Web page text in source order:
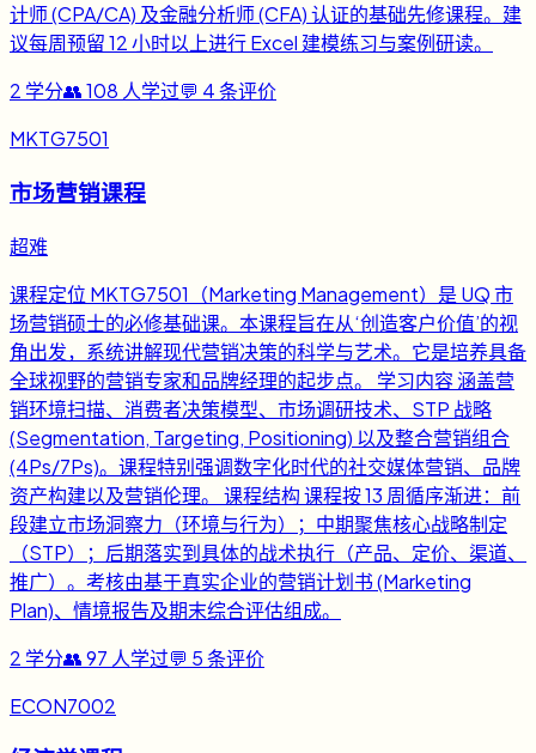
计师 (CPA/CA) 及金融分析师 (CFA) 认证的基础先修课程。建
议每周预留 12 小时以上进行 Excel 建模练习与案例研读。
2 学分👥108 人学过💬 4条评价
MKTG7501
市场营销课程
超难
课程定位 MKTG7501（Marketing Management）是 UQ 市
场营销硕士的必修基础课。本课程旨在从‘创造客户价值’的视
角出发，系统讲解现代营销决策的科学与艺术。它是培养具备
全球视野的营销专家和品牌经理的起步点。 学习内容 涵盖营
销环境扫描、消费者决策模型、市场调研技术、STP 战略
(Segmentation, Targeting, Positioning) 以及整合营销组合
(4Ps/7Ps)。课程特别强调数字化时代的社交媒体营销、品牌
资产构建以及营销伦理。 课程结构 课程按 13 周循序渐进：前
段建立市场洞察力（环境与行为）；中期聚焦核心战略制定
（STP）；后期落实到具体的战术执行（产品、定价、渠道、
推广）。考核由基于真实企业的营销计划书 (Marketing
Plan)、情境报告及期末综合评估组成。
2 学分👥97 人学过💬 5条评价
ECON7002